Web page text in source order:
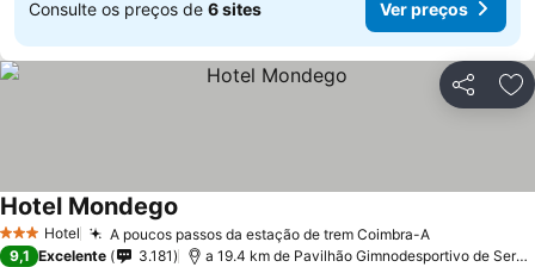
Consulte os preços de 6 sites Ver preços
Partilhar
3 EstrelasHotel A poucos passos da estação de trem Coimbra-A
Hotel Mondego
9,1 Excelente 3.181 a 19.4 km de Pavilhão Gimnodesportivo de Serpins